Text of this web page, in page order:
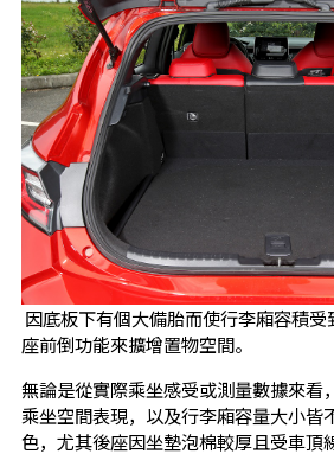
因底板下有個大備胎而使行李廂容積
座前倒功能來擴增置物空間。
無論是從實際乘坐感受或測量數據來看
乘坐空間表現，以及行李廂容量大小皆
色，尤其後座因坐墊泡棉較厚且受車頂